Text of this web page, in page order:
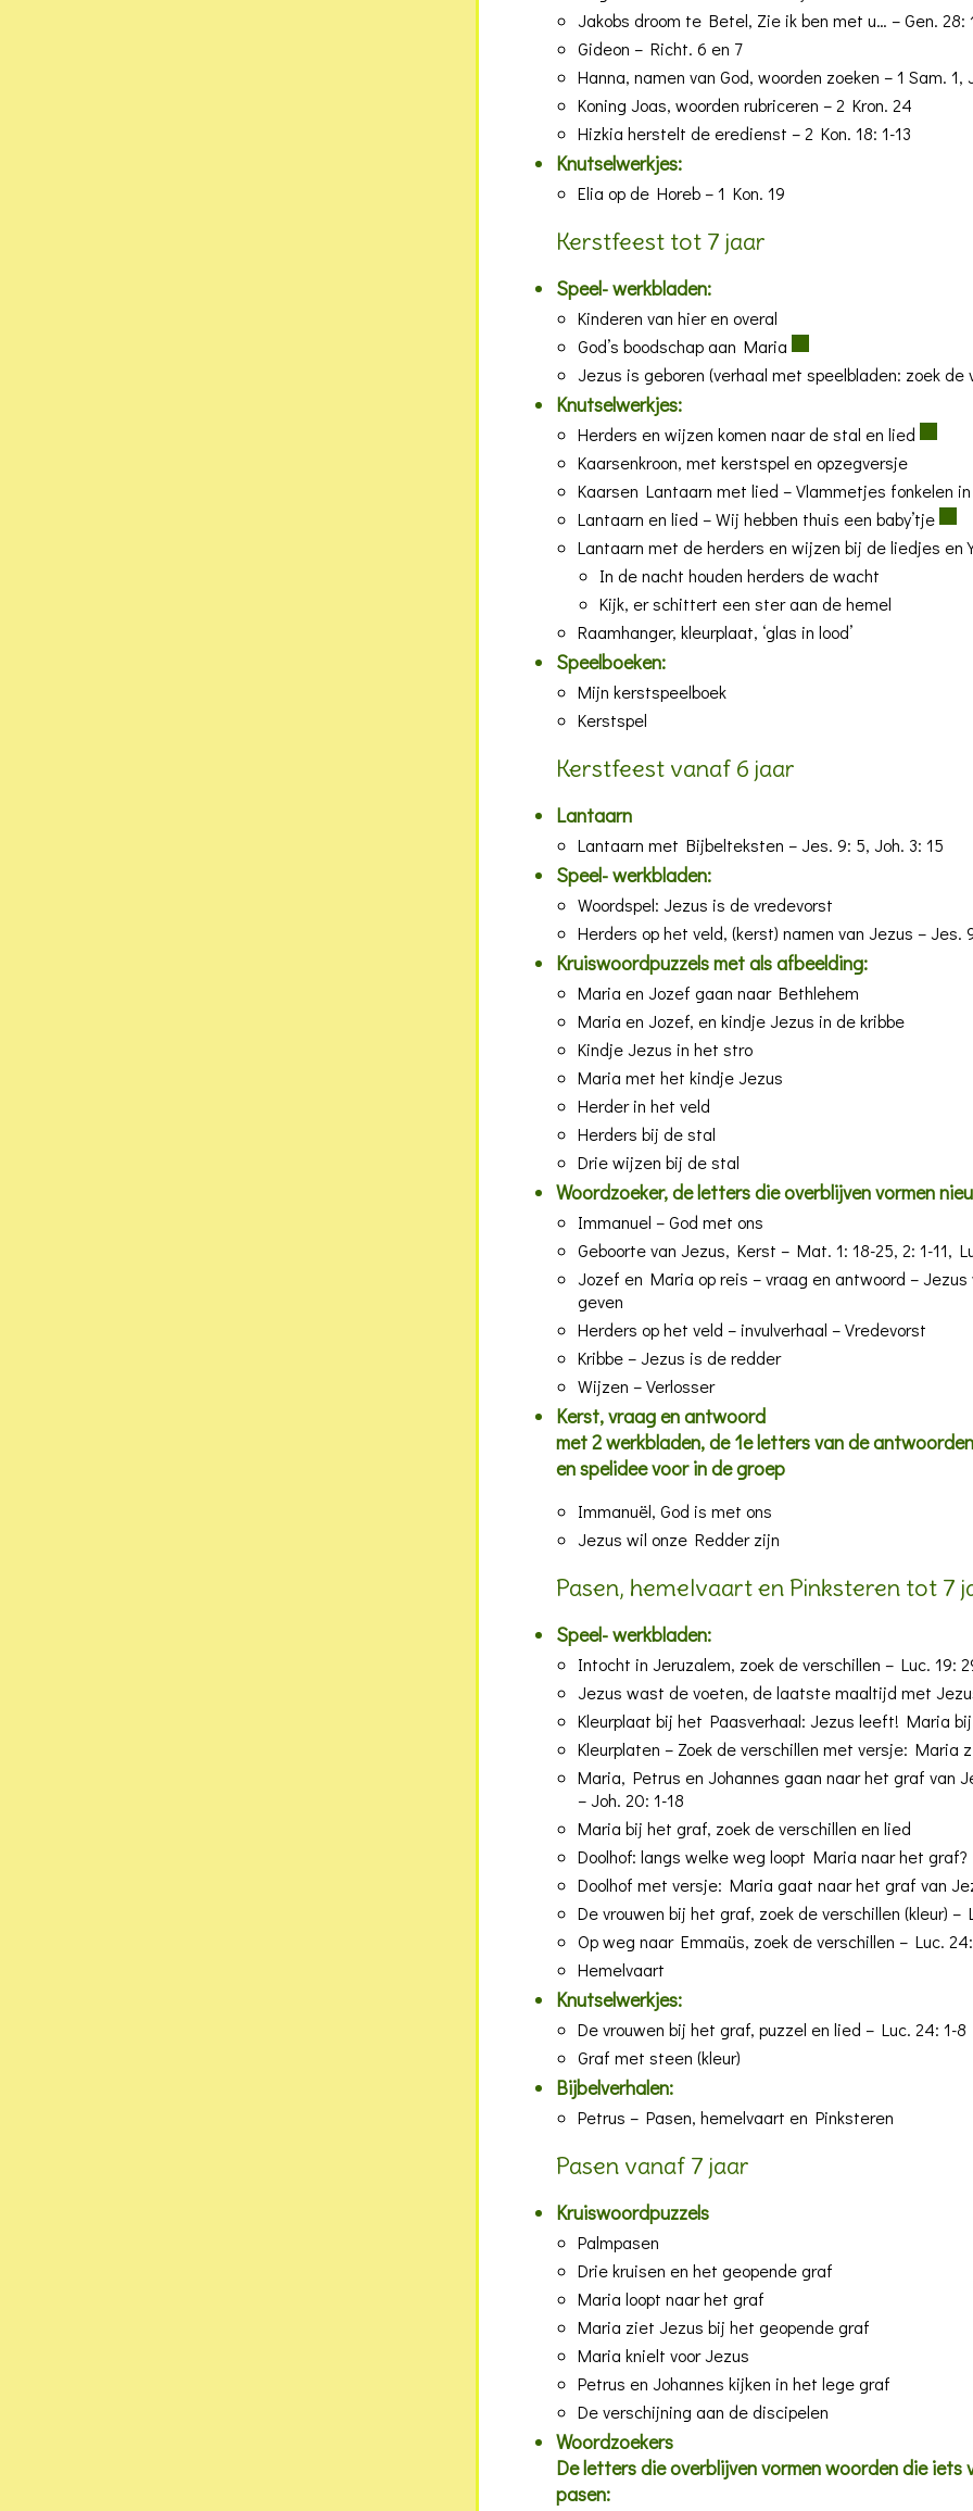
Jakobs droom te Betel, Zie ik ben met u… – Gen. 28:
Gideon – Richt. 6 en 7
Hanna, namen van God, woorden zoeken – 1 Sam. 1,
Koning Joas, woorden rubriceren – 2 Kron. 24
Hizkia herstelt de eredienst – 2 Kon. 18: 1-13
Knutselwerkjes:
Elia op de Horeb– 1 Kon. 19
Kerstfeest tot 7 jaar
Speel- werkbladen:
Kinderen van hier en overal
God’s boodschap aan Maria
Jezus is geboren (verhaal met speelbladen: zoek de
Knutselwerkjes:
Herders en wijzen komen naar de stal en lied
Kaarsenkroon, met kerstspel en opzegversje
Kaarsen Lantaarn met lied – Vlammetjes fonkelen
Lantaarn en lied – Wij hebben thuis een baby’tje
Lantaarn met de herders en wijzen bij de liedjes en
In de nacht houden herders de wacht
Kijk, er schittert een ster aan de hemel
Raamhanger, kleurplaat, ‘glas in lood’
Speelboeken:
Mijn kerstspeelboek
Kerstspel
Kerstfeest vanaf 6 jaar
Lantaarn
Lantaarn met Bijbelteksten – Jes. 9: 5, Joh. 3: 15
Speel- werkbladen:
Woordspel: Jezus is de vredevorst
Herders op het veld, (kerst) namen van Jezus – Jes.
Kruiswoordpuzzels met als afbeelding:
Maria en Jozef gaan naar Bethlehem
Maria en Jozef, en kindje Jezus in de kribbe
Kindje Jezus in het stro
Maria met het kindje Jezus
Herder in het veld
Herders bij de stal
Drie wijzen bij de stal
Woordzoeker, de letters die overblijven vormen
Immanuel – God met ons
Geboorte van Jezus, Kerst – Mat. 1: 18-25, 2: 1-11,
Jozef en Maria op reis – vraag en antwoord –
geven
Herders op het veld – invulverhaal – Vredevorst
Kribbe – Jezus is de redder
Wijzen – Verlosser
Kerst, vraag en antwoord
met 2 werkbladen, de 1e letters van de
en spelidee voor in de groep
Immanuël, God is met ons
Jezus wil onze Redder zijn
Pasen, hemelvaart en Pinksteren tot 7
Speel- werkbladen:
Intocht in Jeruzalem, zoek de verschillen – Luc. 19:
Jezus wast de voeten, de laatste maaltijd met
Kleurplaat bij het Paasverhaal: Jezus leeft! Maria
Kleurplaten – Zoek de verschillen met versje: Maria
Maria, Petrus en Johannes gaan naar het graf van
– Joh. 20: 1-18
Maria bij het graf, zoek de verschillen en lied
Doolhof: langs welke weg loopt Maria naar het graf?
Doolhof met versje: Maria gaat naar het graf van
De vrouwen bij het graf, zoek de verschillen (kleur) –
Op weg naar Emmaüs, zoek de verschillen – Luc.
Hemelvaart
Knutselwerkjes:
De vrouwen bij het graf, puzzel en lied – Luc. 24: 1-8
Graf met steen (kleur)
Bijbelverhalen:
Petrus – Pasen, hemelvaart en Pinksteren
Pasen vanaf 7 jaar
Kruiswoordpuzzels
Palmpasen
Drie kruisen en het geopende graf
Maria loopt naar het graf
Maria ziet Jezus bij het geopende graf
Maria knielt voor Jezus
Petrus en Johannes kijken in het lege graf
De verschijning aan de discipelen
Woordzoekers
De letters die overblijven vormen woorden die iets
pasen: